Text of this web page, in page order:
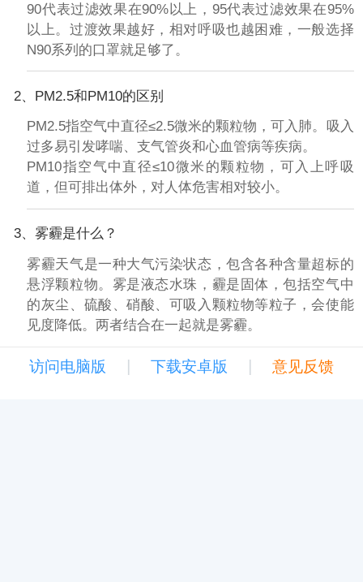
90代表过滤效果在90%以上，95代表过滤效果在95%
以上。过渡效果越好，相对呼吸也越困难，一般选择
N90系列的口罩就足够了。
2、PM2.5和PM10的区别
PM2.5指空气中直径≤2.5微米的颗粒物，可入肺。吸入
过多易引发哮喘、支气管炎和心血管病等疾病。
PM10指空气中直径≤10微米的颗粒物，可入上呼吸
道，但可排出体外，对人体危害相对较小。
3、雾霾是什么？
雾霾天气是一种大气污染状态，包含各种含量超标的
悬浮颗粒物。雾是液态水珠，霾是固体，包括空气中
的灰尘、硫酸、硝酸、可吸入颗粒物等粒子，会使能
见度降低。两者结合在一起就是雾霾。
访问电脑版 | 下载安卓版 | 意见反馈